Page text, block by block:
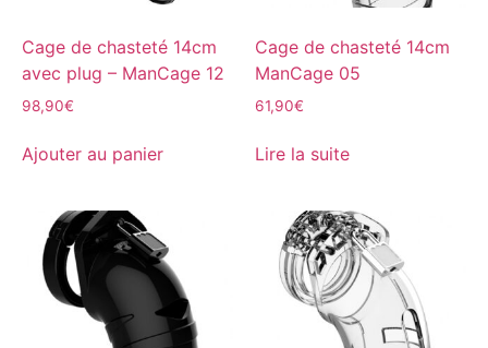
Cage de chasteté 14cm
avec plug – ManCage 12
98,90€
Ajouter au panier
Cage de chasteté 14cm
ManCage 05
61,90€
Lire la suite